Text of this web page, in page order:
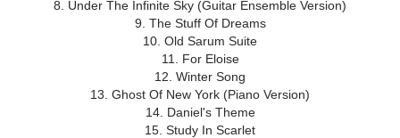
8. Under The Infinite Sky (Guitar Ensemble Version)
9. The Stuff Of Dreams
10. Old Sarum Suite
11. For Eloise
12. Winter Song
13. Ghost Of New York (Piano Version)
14. Daniel's Theme
15. Study In Scarlet